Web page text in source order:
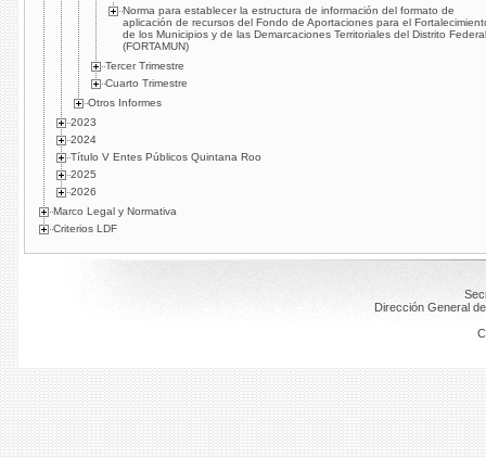
Norma para establecer la estructura de información del formato de
aplicación de recursos del Fondo de Aportaciones para el
de los Municipios y de las Demarcaciones Territoriales del Distrito Federal
(FORTAMUN)
Tercer Trimestre
Cuarto Trimestre
Otros Informes
2023
2024
Título V Entes Públicos Quintana Roo
2025
2026
Marco Legal y Normativa
Criterios LDF
Dirección General